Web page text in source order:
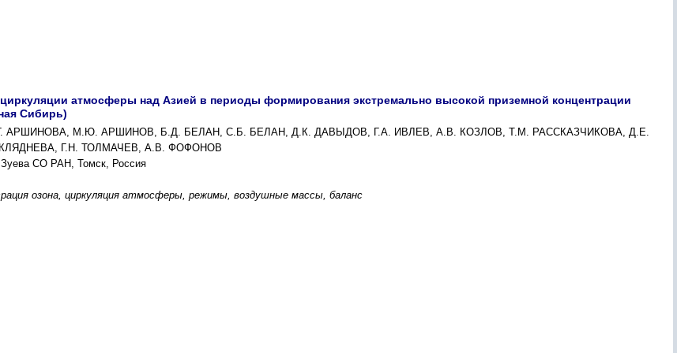
атмосферы над Азией в периоды формирования экстремально высокой приземной концентрации
Сибирь)
АРШИНОВА, М.Ю. АРШИНОВ, Б.Д. БЕЛАН, С.Б. БЕЛАН, Д.К. ДАВЫДОВ, Г.А. ИВЛЕВ, А.В. КОЗЛОВ, Т.М. РАССКАЗЧИКОВА, Д.Е.
Г.Н. ТОЛМАЧЕВ, А.В. ФОФОНОВ
СО РАН, Томск, Россия
озона, циркуляция атмосферы, режимы, воздушные массы, баланс